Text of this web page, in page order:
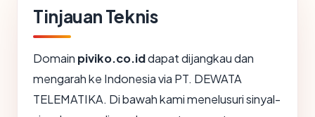
Tinjauan Teknis
Domain piviko.co.iddapat dijangkau dan
mengarah ke Indonesia via PT. DEWATA
TELEMATIKA. Di bawah kami menelusuri sinyal-